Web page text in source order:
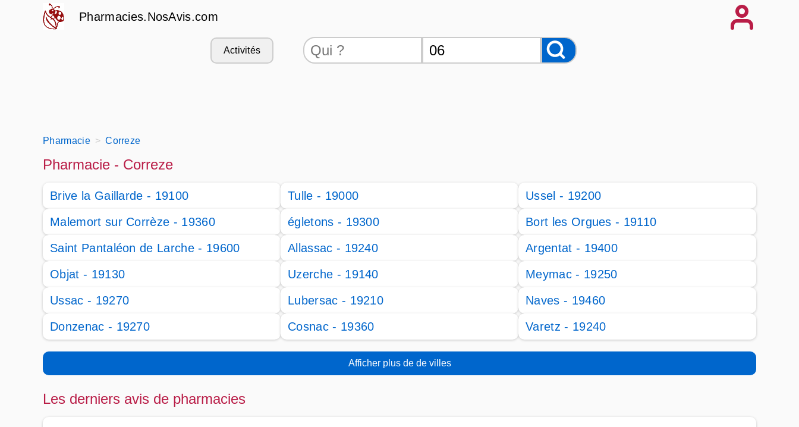
Pharmacies.NosAvis.com
Activités
Pharmacie Correze
Pharmacie - Correze
Brive la Gaillarde - 19100 Tulle - 19000
Ussel - 19200
Malemort sur Corrèze - 19360
égletons - 19300
Bort les Orgues - 19110
Saint Pantaléon de Larche - 19600
Allassac - 19240
Argentat - 19400
Objat - 19130
Uzerche - 19140
Meymac - 19250
Ussac - 19270
Lubersac - 19210
Naves - 19460
Donzenac - 19270
Cosnac - 19360 Varetz - 19240
Afficher plus de de villes
Les derniers avis de pharmacies